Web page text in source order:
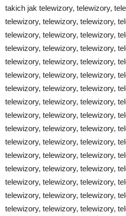
takich jak telewizory, telewizory,
telewizory, telewizory, telewizory,
telewizory, telewizory, telewizory,
telewizory, telewizory, telewizory,
telewizory, telewizory, telewizory,
telewizory, telewizory, telewizory,
telewizory, telewizory, telewizory,
telewizory, telewizory, telewizory,
telewizory, telewizory, telewizory,
telewizory, telewizory, telewizory,
telewizory, telewizory, telewizory,
telewizory, telewizory, telewizory,
telewizory, telewizory, telewizory,
telewizory, telewizory, telewizory,
telewizory, telewizory, telewizory,
telewizory, telewizory, telewizory,